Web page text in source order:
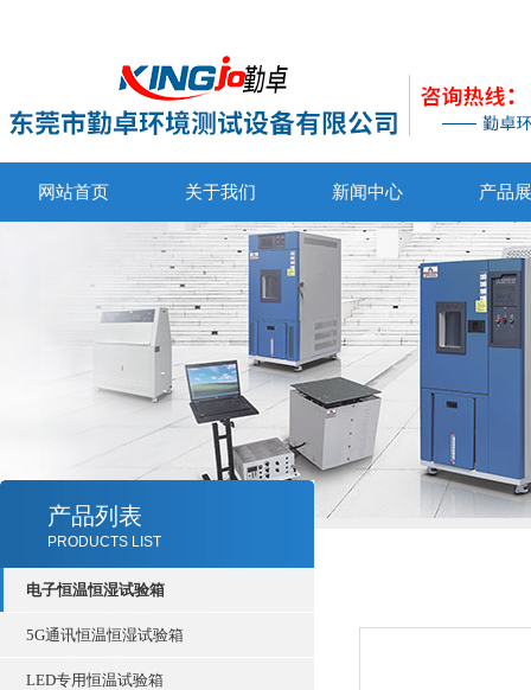
网站首页 关于我们 新闻中心 产品
产品列表
PRODUCTS LIST
电子恒温恒湿试验箱
5G通讯恒温恒湿试验箱
LED专用恒温试验箱